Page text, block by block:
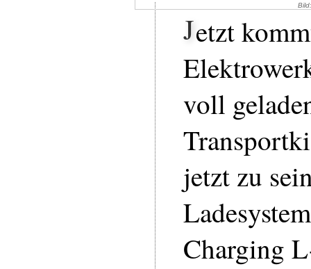
Jetzt
voll
jetzt zu
Charging